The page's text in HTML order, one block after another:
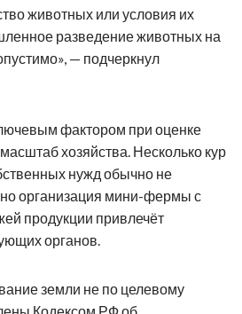
животных или условия их
разведение животных на
— подчеркнул
фактором при оценке
хозяйства. Несколько кур
нужд обычно не
организация мини-фермы с
продукции привлечёт
органов.
земли не по целевому
Кодексом РФ об